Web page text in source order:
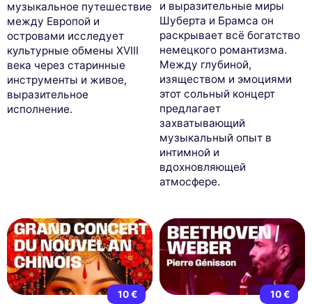
музыкальное путешествие
между Европой и
островами исследует
культурные обмены XVIII
века через старинные
инструменты и живое,
выразительное
исполнение.
и выразительные миры
Шуберта и Брамса он
раскрывает всё богатство
немецкого романтизма.
Между глубиной,
изяществом и эмоциями
этот сольный концерт
предлагает
захватывающий
музыкальный опыт в
интимной и
вдохновляющей
атмосфере.
10 € 10 €